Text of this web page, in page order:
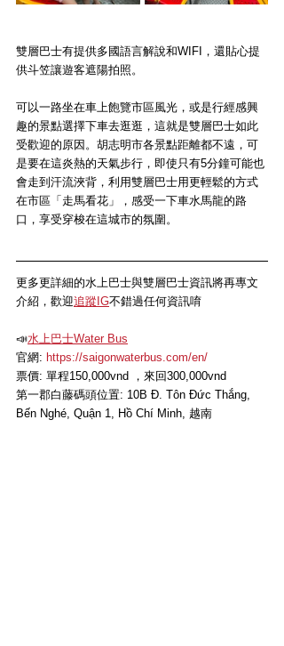
雙層巴士有提供多國語言解說和WIFI，還貼心提
供斗笠讓遊客遮陽拍照。
可以一路坐在車上飽覽市區風光，或是行經感興
趣的景點選擇下車去逛逛，這就是雙層巴士如此
受歡迎的原因。胡志明市各景點距離都不遠，可
是要在這炎熱的天氣步行，即使只有5分鐘可能也
會走到汗流浹背，利用雙層巴士用更輕鬆的方式
在市區「走馬看花」，感受一下車水馬龍的路
口，享受穿梭在這城市的氛圍。
更多更詳細的水上巴士與雙層巴士資訊將再專文
介紹，歡迎追蹤IG不錯過任何資訊唷
📣水上巴士Water Bus
官網: https://saigonwaterbus.com/en/
票價: 單程150,000vnd ，來回300,000vnd
第一郡白藤碼頭位置: 10B Đ. Tôn Đức Thắng,
Bến Nghé, Quận 1, Hồ Chí Minh, 越南